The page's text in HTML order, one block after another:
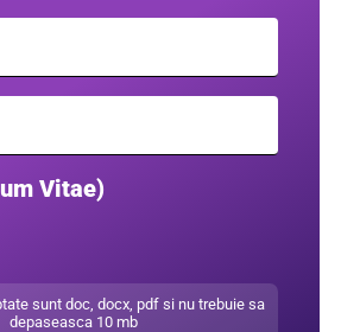
Vitae)
sunt doc, docx, pdf si nu trebuie sa
depaseasca 10 mb